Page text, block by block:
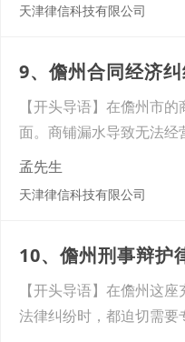
天津律信科技有限公司
9、儋州合同经济
【开头导语】在儋州市
面。商铺漏水导致无法经
孟先生
天津律信科技有限公司
10、儋州刑事辩护
【开头导语】在儋州这
法律纠纷时，都迫切需